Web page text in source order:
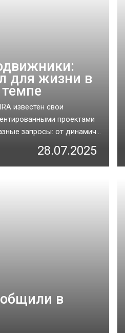
для жизни в
известен свои
проектами
запросы: от динамич...
28.07.2025
в